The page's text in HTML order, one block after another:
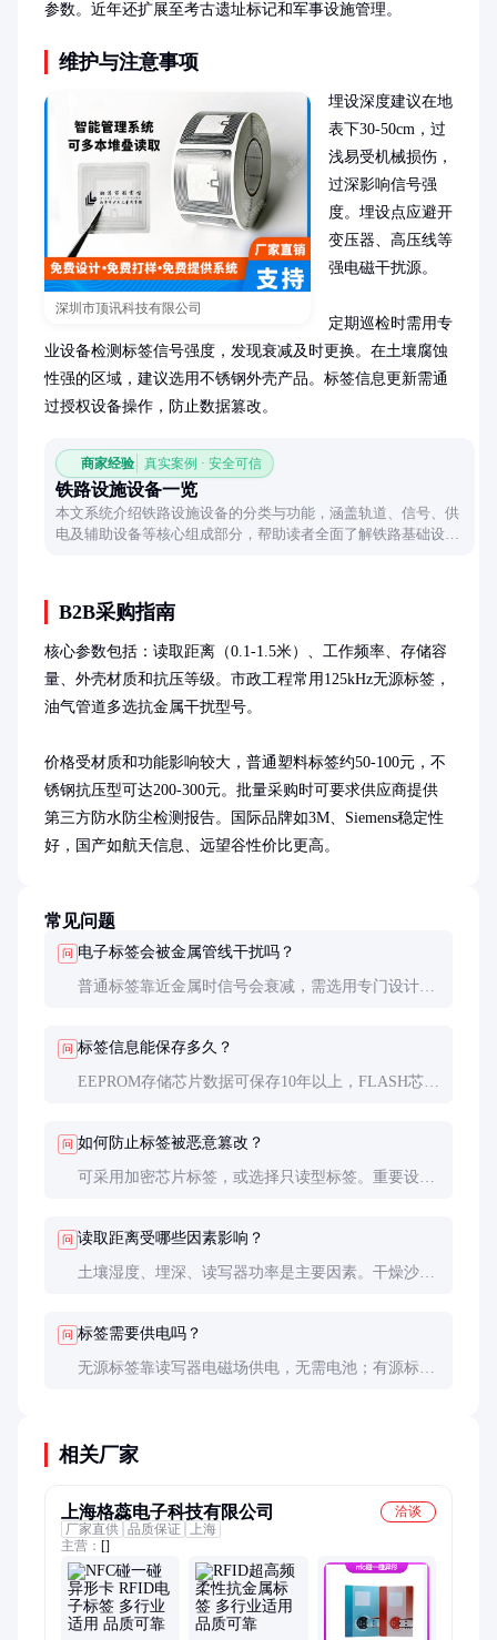
参数。近年还扩展至考古遗址标记和军事设施管理。
维护与注意事项
深圳市顶讯科技有限公司
埋设深度建议在地
表下30-50cm，过
浅易受机械损伤，
过深影响信号强
度。埋设点应避开
变压器、高压线等
强电磁干扰源。
定期巡检时需用专
业设备检测标签信号强度，发现衰减及时更换。在土壤腐蚀
性强的区域，建议选用不锈钢外壳产品。标签信息更新需通
过授权设备操作，防止数据篡改。
商家经验 真实案例 · 安全可信
铁路设施设备一览
本文系统介绍铁路设施设备的分类与功能，涵盖轨道、信号、供
电及辅助设备等核心组成部分，帮助读者全面了解铁路基础设施
B2B采购指南
核心参数包括：读取距离（0.1-1.5米）、工作频率、存储容
量、外壳材质和抗压等级。市政工程常用125kHz无源标签，
油气管道多选抗金属干扰型号。
价格受材质和功能影响较大，普通塑料标签约50-100元，不
锈钢抗压型可达200-300元。批量采购时可要求供应商提供
第三方防水防尘检测报告。国际品牌如3M、Siemens稳定性
好，国产如航天信息、远望谷性价比更高。
常见问题
问 电子标签会被金属管线干扰吗？
普通标签靠近金属时信号会衰减，需选用专门设计的
问 标签信息能保存多久？
EEPROM存储芯片数据可保存10年以上，FLASH芯片
问 如何防止标签被恶意篡改？
可采用加密芯片标签，或选择只读型标签。重要设施
问 读取距离受哪些因素影响？
土壤湿度、埋深、读写器功率是主要因素。干燥沙质
问 标签需要供电吗？
无源标签靠读写器电磁场供电，无需电池；有源标签
相关厂家
上海格蕊电子科技有限公司
洽谈
厂家直供 品质保证
上海
主营： []